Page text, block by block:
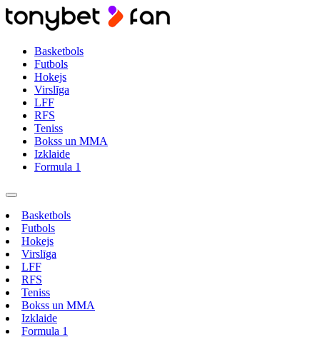
Basketbols
Futbols
Hokejs
Virslīga
LFF
RFS
Teniss
Bokss un MMA
Izklaide
Formula 1
Basketbols
Futbols
Hokejs
Virslīga
LFF
RFS
Teniss
Bokss un MMA
Izklaide
Formula 1